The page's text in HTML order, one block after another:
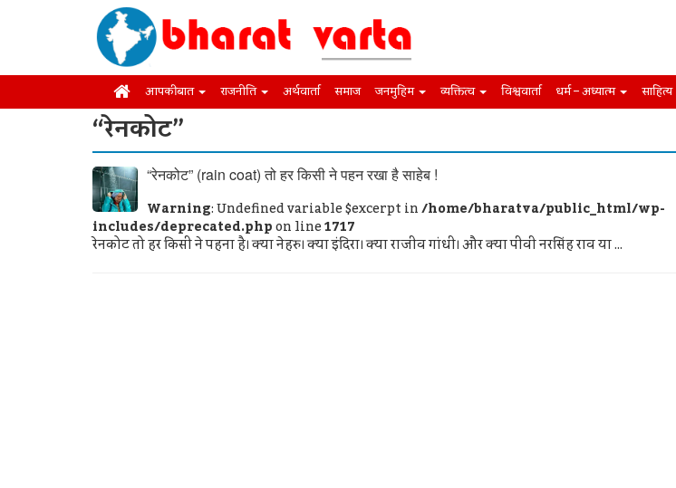
आपकी बात राजनीति अर्थवार्ता समाज जनमुहिम व्यक्तित्व विश्ववार्ता धर्म – अध्यात्म साहित्य
“रेनकोट”
“रेनकोट” (rain coat) तो हर किसी ने पहन रखा है साहेब !
Warning: Undefined variable $excerpt in/home/bharatva/public_html/wp-
includes/deprecated.phpon line1717
रेनकोट तो हर किसी ने पहना है। क्या नेहरु। क्या इंदिरा। क्या राजीव गांधी। और क्या पीवी नरसिंह राव या ...